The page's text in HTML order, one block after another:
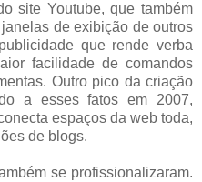
site Youtube, que também
de exibição de outros
que rende verba
facilidade de comandos
Outro pico da criação
a esses fatos em 2007,
espaços da web toda,
de blogs.
se profissionalizaram.